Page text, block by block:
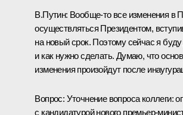
В.Путин: Вообще-то все изменения в
осуществляться Президентом,
на новый срок. Поэтому сейчас я
и как нужно сделать. Думаю, что
изменения произойдут после
Вопрос: Уточнение вопроса коллеги:
с кандидатурой нового премьер-